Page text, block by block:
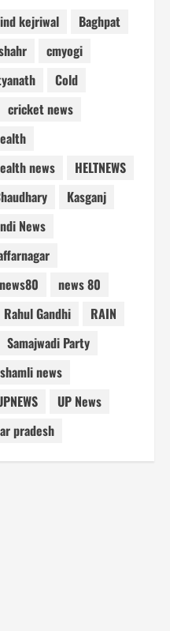
kejriwal
Baghpat
cmyogi
Cold
cricket news
news
HELTNEWS
Kasganj
News
news80
news 80
Rahul Gandhi
RAIN
Samajwadi Party
shamli news
UP News
pradesh